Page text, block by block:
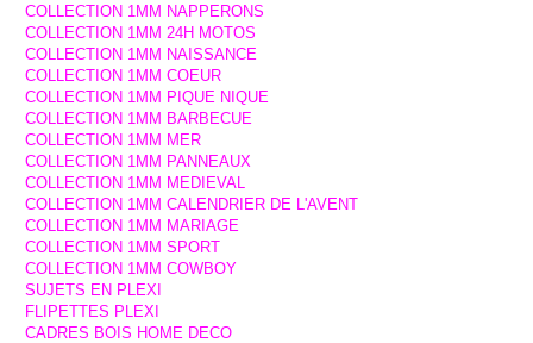
COLLECTION 1MM NAPPERONS
COLLECTION 1MM 24H MOTOS
COLLECTION 1MM NAISSANCE
COLLECTION 1MM COEUR
COLLECTION 1MM PIQUE NIQUE
COLLECTION 1MM BARBECUE
COLLECTION 1MM MER
COLLECTION 1MM PANNEAUX
COLLECTION 1MM MEDIEVAL
COLLECTION 1MM CALENDRIER DE L'AVENT
COLLECTION 1MM MARIAGE
COLLECTION 1MM SPORT
COLLECTION 1MM COWBOY
SUJETS EN PLEXI
FLIPETTES PLEXI
CADRES BOIS HOME DECO